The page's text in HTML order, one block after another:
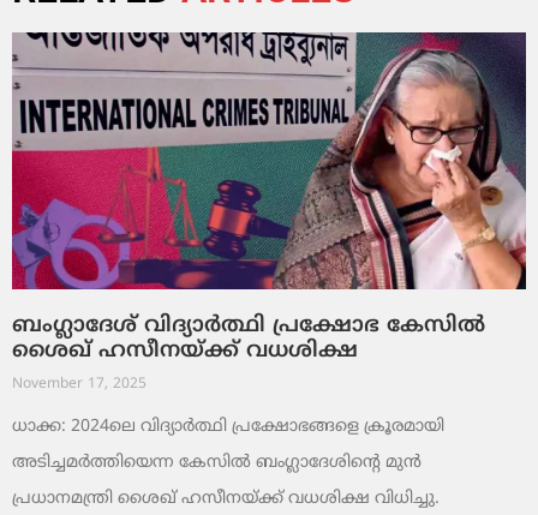
ബംഗ്ലാദേശ് വിദ്യാർത്ഥി പ്രക്ഷോഭ കേസിൽ
ശൈഖ് ഹസീനയ്ക്ക് വധശിക്ഷ
November 17, 2025
ധാക്ക: 2024ലെ വിദ്യാർത്ഥി പ്രക്ഷോഭങ്ങളെ ക്രൂരമായി
അടിച്ചമർത്തിയെന്ന കേസിൽ ബംഗ്ലാദേശിന്റെ മുൻ
പ്രധാനമന്ത്രി ശൈഖ് ഹസീനയ്ക്ക് വധശിക്ഷ വിധിച്ചു.